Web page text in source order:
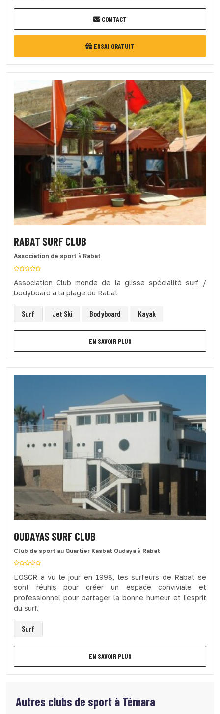
CONTACT
ESSAI GRATUIT
RABAT SURF CLUB
Association de sport à Rabat
Association Club monde de la glisse spécialité surf /
bodyboard a la plage du Rabat
Surf Jet Ski Bodyboard Kayak
EN SAVOIR PLUS
OUDAYAS SURF CLUB
Club de sport au Quartier Kasbat Oudaya à Rabat
L'OSCR a vu le jour en 1998, les surfeurs de Rabat se
sont réunis pour créer un espace conviviale et
professionnel pour partager la bonne humeur et l'esprit
du surf.
Surf
EN SAVOIR PLUS
Autres clubs de sport à Témara